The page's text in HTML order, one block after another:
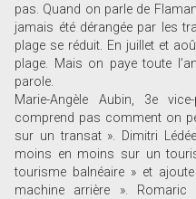
pas. Quand on parle de
jamais été dérangée par les
plage se réduit. En juillet et
plage. Mais on paye toute
parole.
Marie-Angèle Aubin, 3e
comprend pas comment on
sur un transat ». Dimitri
moins en moins sur un
tourisme balnéaire » et
machine arrière ». Romaric